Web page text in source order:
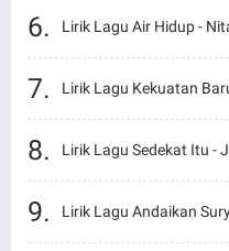
Lirik Lagu Air Hidup -
Lirik Lagu Kekuatan
Lirik Lagu Sedekat Itu -
Lirik Lagu Andaikan